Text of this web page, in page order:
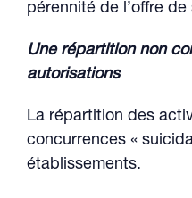
pérennité de l’offre de
Une répartition non
autorisations
La répartition des
concurrences «
établissements.